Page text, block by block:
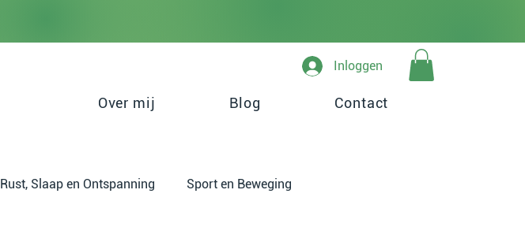
Inloggen
Over mij Blog Contact
Rust, Slaap en Ontspanning Sport en Beweging